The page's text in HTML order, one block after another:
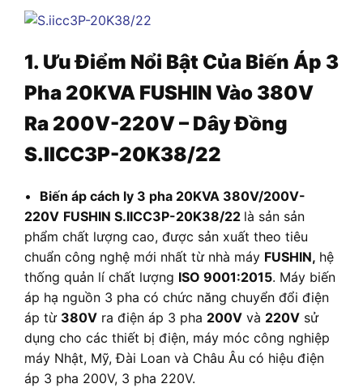
1. Ưu Điểm Nổi Bật Của Biến Áp 3
Pha 20KVA FUSHIN Vào 380V
Ra 200V-220V – Dây Đồng
S.IICC3P-20K38/22
• Biến áp cách ly 3 pha 20KVA 380V/200V-
220V FUSHIN S.IICC3P-20K38/22 là sản sản
phẩm chất lượng cao, được sản xuất theo tiêu
chuẩn công nghệ mới nhất từ nhà máy FUSHIN, hệ
thống quản lí chất lượng ISO 9001:2015. Máy biến
áp hạ nguồn 3 pha có chức năng chuyển đổi điện
áp từ 380V ra điện áp 3 pha 200V và 220V sử
dụng cho các thiết bị điện, máy móc công nghiệp
máy Nhật, Mỹ, Đài Loan và Châu Âu có hiệu điện
áp 3 pha 200V, 3 pha 220V.